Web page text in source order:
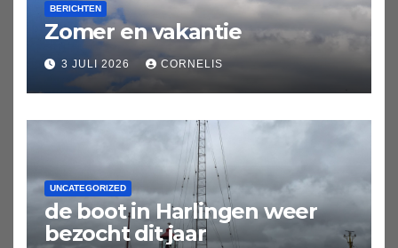
BERICHTEN
Zomer en vakantie
3 JULI 2026 CORNELIS
UNCATEGORIZED
de boot in Harlingen weer
bezocht dit jaar